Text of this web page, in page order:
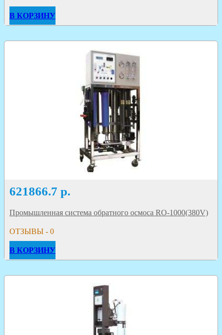
В КОРЗИНУ
621866.7 р.
Промышленная система обратного осмоса RO-1000(380V)
ОТЗЫВЫ - 0
В КОРЗИНУ